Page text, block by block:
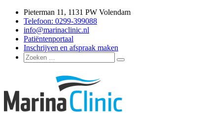
naar
inhoud
Pieterman 11, 1131 PW Volendam
Telefoon: 0299-399088
info@marinaclinic.nl
Patiëntenportaal
Inschrijven en afspraak maken
Zoeken
naar:
Zoeken